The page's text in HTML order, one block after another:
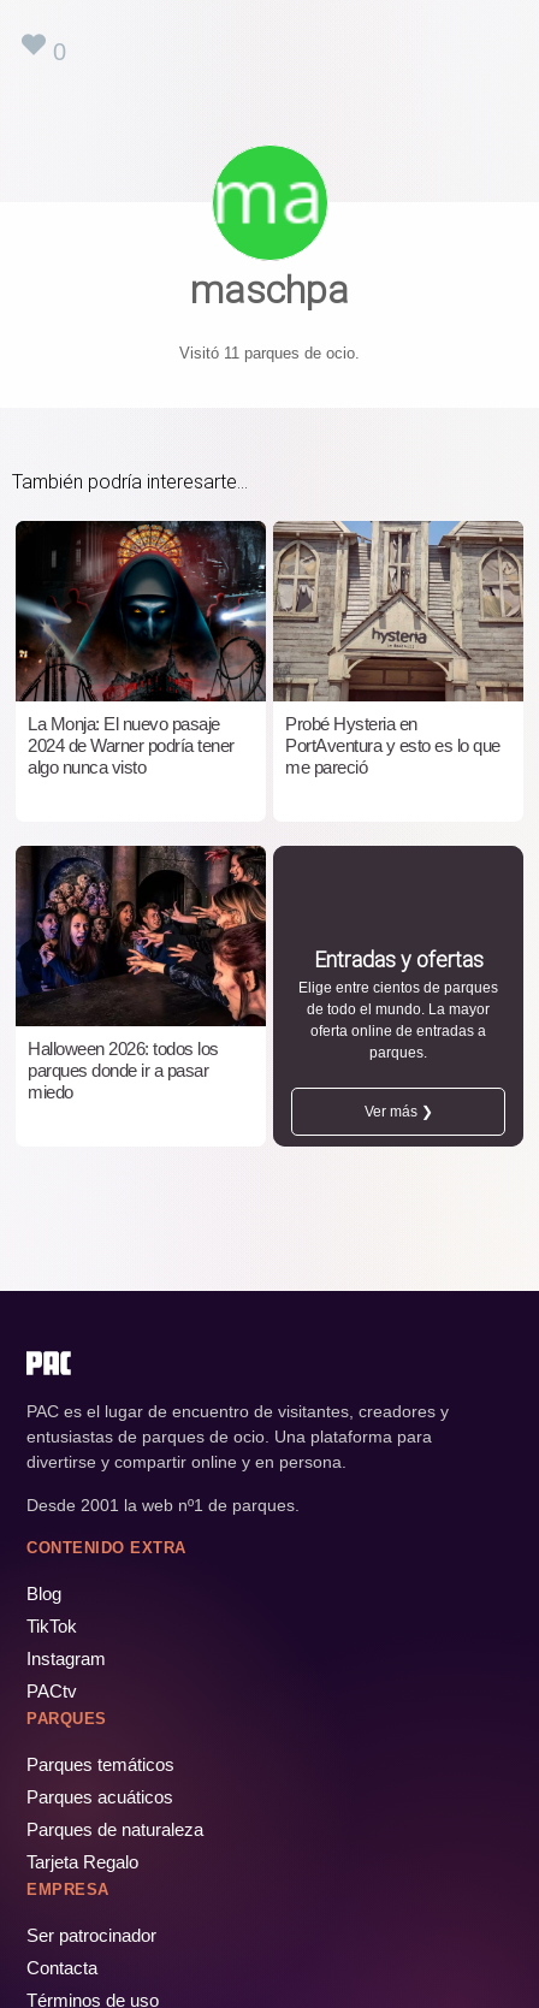
0
maschpa
Visitó 11 parques de ocio.
También podría interesarte...
La Monja: El nuevo pasaje
2024 de Warner podría tener
algo nunca visto
Probé Hysteria en
PortAventura y esto es lo que
me pareció
Halloween 2026: todos los
parques donde ir a pasar
miedo
Entradas y ofertas
Elige entre cientos de parques
de todo el mundo. La mayor
oferta online de entradas a
parques.
Ver más ❯
PAC es el lugar de encuentro de visitantes, creadores y
entusiastas de parques de ocio. Una plataforma para
divertirse y compartir online y en persona.
Desde 2001 la web nº1 de parques.
CONTENIDO EXTRA
Blog
TikTok
Instagram
PACtv
PARQUES
Parques temáticos
Parques acuáticos
Parques de naturaleza
Tarjeta Regalo
EMPRESA
Ser patrocinador
Contacta
Términos de uso